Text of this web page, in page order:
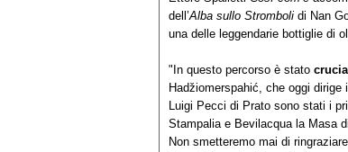
dell’Alba sullo Stromboli di Nan
una delle leggendarie bottiglie di
"In questo percorso è stato
Hadžiomerspahić, che oggi dirige
Luigi Pecci di Prato sono stati i
Stampalia e Bevilacqua la Masa
Non smetteremo mai di